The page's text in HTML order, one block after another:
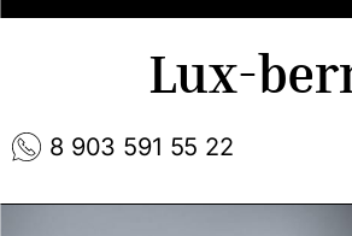
8 903 591 55 22
Lux-